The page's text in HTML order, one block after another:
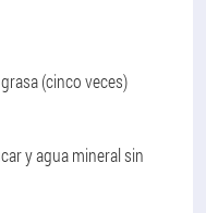
(cinco veces)
y agua mineral sin